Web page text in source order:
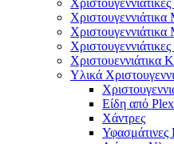
Υλικά
Είδη από
Χάντρες